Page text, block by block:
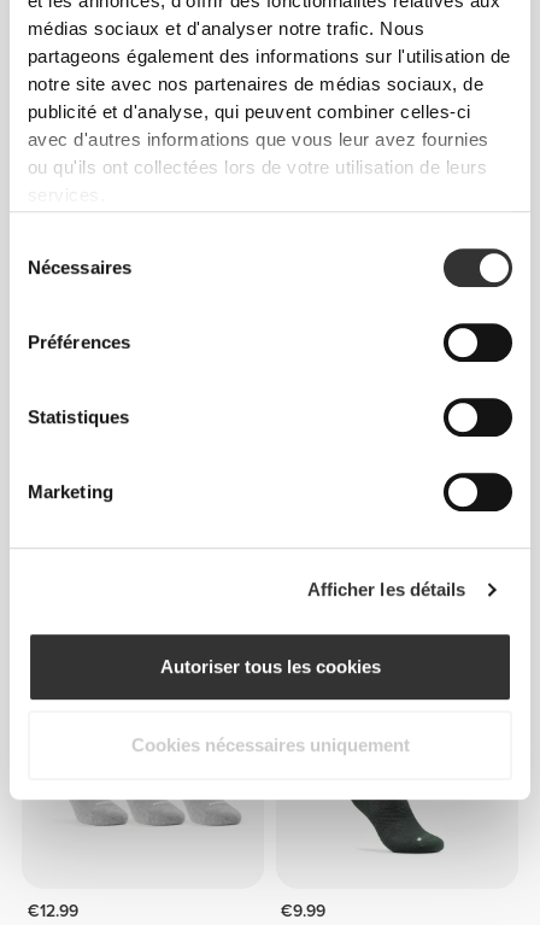
médias sociaux et d'analyser notre trafic. Nous
partageons également des informations sur l'utilisation de
notre site avec nos partenaires de médias sociaux, de
publicité et d'analyse, qui peuvent combiner celles-ci
avec d'autres informations que vous leur avez fournies
ou qu'ils ont collectées lors de votre utilisation de leurs
services.
Nécessaires
Préférences
Statistiques
Marketing
Afficher les détails
Autoriser tous les cookies
Cookies nécessaires uniquement
Chaussettes GymPro Ankle
Chaussettes GymPro Crew
€12.99
€9.99